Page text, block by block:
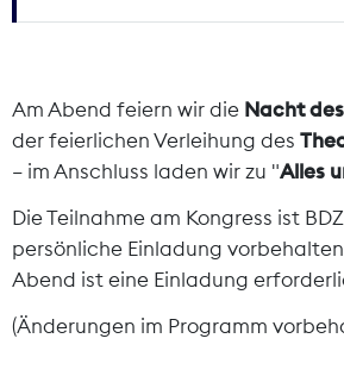
Am Abend feiern wir die Nacht
der feierlichen Verleihung des
– im Anschluss laden wir zu "Alles
Die Teilnahme am Kongress ist
persönliche Einladung
Abend ist eine Einladung
(Änderungen im Programm